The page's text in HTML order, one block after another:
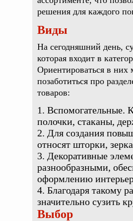
решения для каждого
Виды
На сегодняшний день,
которая входит в
Ориентироваться в
позаботиться про
товаров:
Вспомогательные.
полочки, стаканы,
Для создания
относят шторки,
Декоративные
разнообразными,
оформлению
Благодаря такому
значительно сузить
Выбор